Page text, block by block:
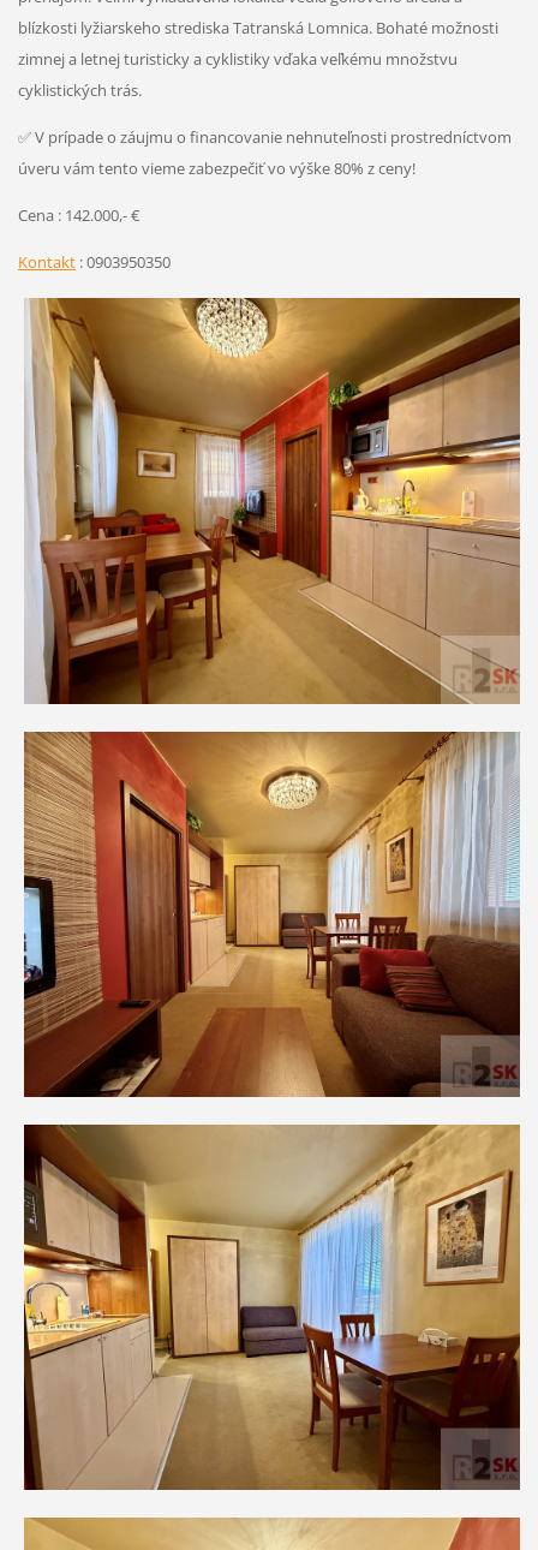
blízkosti lyžiarskeho strediska Tatranská Lomnica. Bohaté možnosti
zimnej a letnej turisticky a cyklistiky vďaka veľkému množstvu
cyklistických trás.
✅ V prípade o záujmu o financovanie nehnuteľnosti prostredníctvom
úveru vám tento vieme zabezpečiť vo výške 80% z ceny!
Cena : 142.000,- €
Kontakt: 0903950350